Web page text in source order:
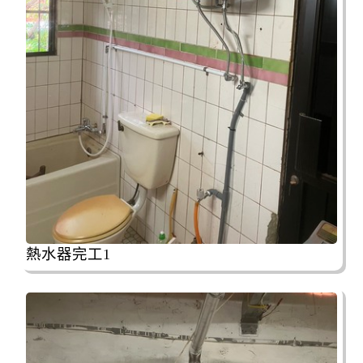
熱水器完工1